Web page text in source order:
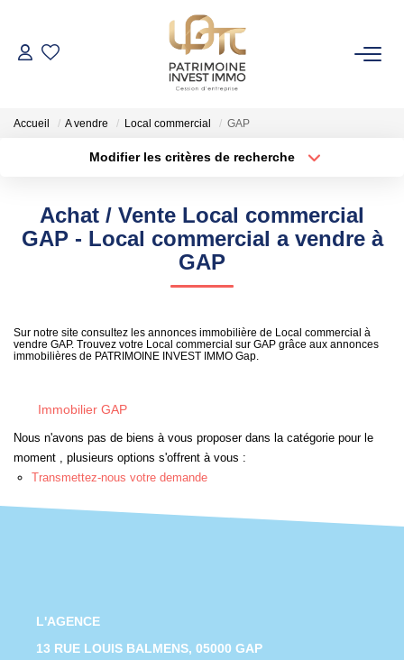
NOS BIENS
Cession D'entreprise
VENDRE
NOTRE AGENCE
Accueil A vendre Local commercial GAP
Modifier les critères de recherche
Surface min Budget max
Achat / Vente Local commercial
GAP - Local commercial a vendre à
GAP
Sur notre site consultez les annonces immobilière de Local commercial à
vendre GAP. Trouvez votre Local commercial sur GAP grâce aux annonces
immobilières de PATRIMOINE INVEST IMMO Gap.
Immobilier GAP
Nous n'avons pas de biens à vous proposer dans la catégorie pour le
moment , plusieurs options s'offrent à vous :
Transmettez-nous votre demande
L'AGENCE
13 RUE LOUIS BALMENS, 05000 GAP